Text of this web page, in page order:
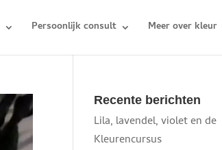
Persoonlijk consult Meer over kleur
Recente berichten
Lila, lavendel, violet en de
Kleurencursus